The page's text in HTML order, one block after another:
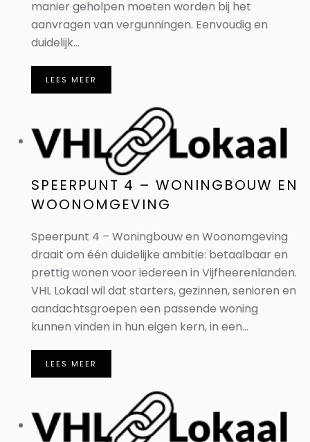
manier geholpen moeten worden bij het
aanvragen van vergunningen. Eenvoudig en
duidelijk...
LEES MEER
SPEERPUNT 4 – WONINGBOUW EN
WOONOMGEVING
Speerpunt 4 – Woningbouw en Woonomgeving
draait om één duidelijke ambitie: betaalbaar en
prettig wonen voor iedereen in Vijfheerenlanden.
VHL Lokaal wil dat starters, gezinnen, senioren en
aandachtsgroepen een passende woning
kunnen vinden in hun eigen kern, in een...
LEES MEER